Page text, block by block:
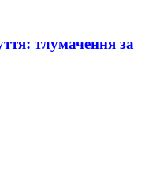
тлумачення за